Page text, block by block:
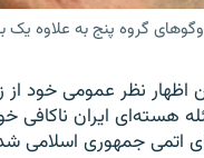
گروه پنج به علاوه یک
نظر عمومی خود از
هسته‌ای ایران ناکافی
اتمی جمهوری اسلامی